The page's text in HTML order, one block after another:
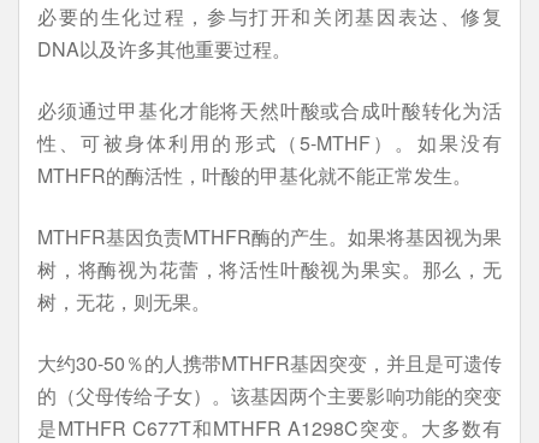
必要的生化过程，参与打开和关闭基因表达、修复
DNA以及许多其他重要过程。
必须通过甲基化才能将天然叶酸或合成叶酸转化为活
性、可被身体利用的形式（5-MTHF）。如果没有
MTHFR的酶活性，叶酸的甲基化就不能正常发生。
MTHFR基因负责MTHFR酶的产生。如果将基因视为果
树，将酶视为花蕾，将活性叶酸视为果实。那么，无
树，无花，则无果。
大约30-50％的人携带MTHFR基因突变，并且是可遗传
的（父母传给子女）。该基因两个主要影响功能的突变
是MTHFR C677T和MTHFR A1298C突变。大多数有